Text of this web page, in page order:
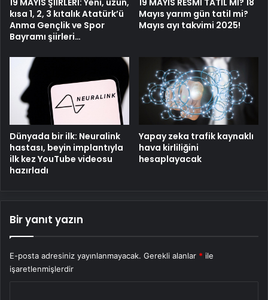
19 MAYIS ŞİİRLERİ: Yeni, uzun,
kısa 1, 2, 3 kıtalık Atatürk’ü
Anma Gençlik ve Spor
Bayramı şiirleri…
19 MAYIS RESMİ TATİL Mİ? 18
Mayıs yarım gün tatil mi?
Mayıs ayı takvimi 2025!
Dünyada bir ilk: Neuralink
hastası, beyin implantıyla
ilk kez YouTube videosu
hazırladı
Yapay zeka trafik kaynaklı
hava kirliliğini
hesaplayacak
Bir yanıt yazın
E-posta adresiniz yayınlanmayacak. Gerekli alanlar * ile
işaretlenmişlerdir